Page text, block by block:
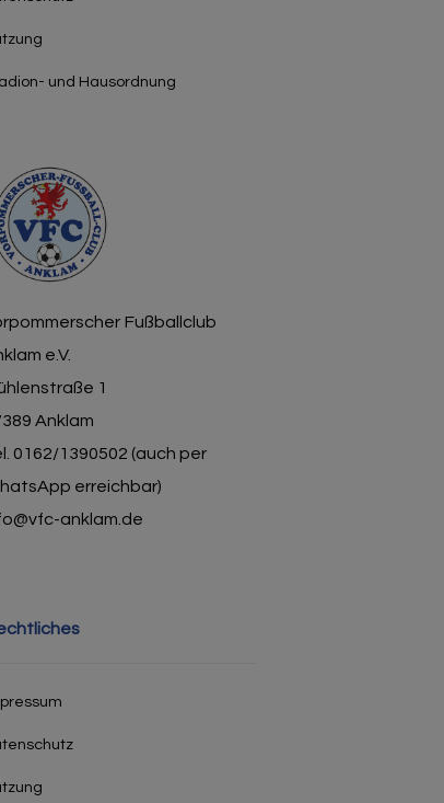
und Hausordnung
Fußballclub
e.V.
1
Anklam
0162/1390502 (auch per
erreichbar)
anklam.de